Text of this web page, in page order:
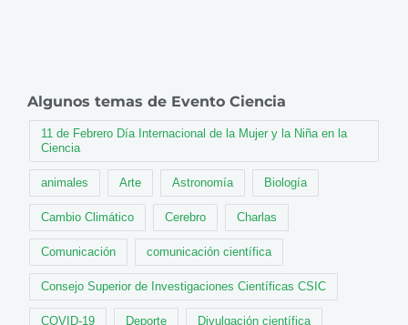
Algunos temas de Evento Ciencia
11 de Febrero Día Internacional de la Mujer y la Niña en la
Ciencia
animales Arte Astronomía Biología
Cambio Climático Cerebro Charlas
Comunicación comunicación científica
Consejo Superior de Investigaciones Científicas CSIC
COVID-19 Deporte Divulgación científica